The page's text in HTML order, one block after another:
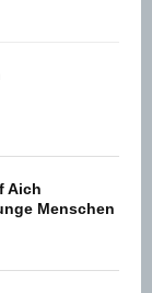
Aich
Menschen